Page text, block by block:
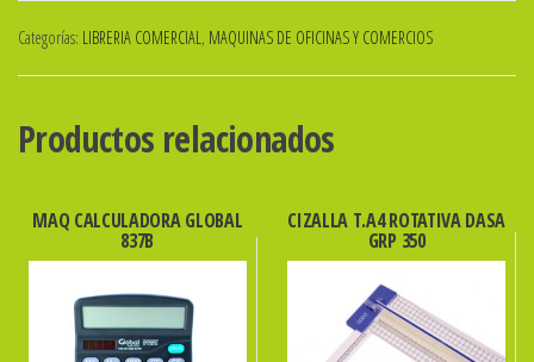
Cm
ibi
Categorías: LIBRERIA COMERCIAL, MAQUINAS DE OFICINAS Y COMERCIOS
Productos relacionados
MAQ CALCULADORA GLOBAL
837B
CIZALLA T.A4 ROTATIVA DASA
GRP 350